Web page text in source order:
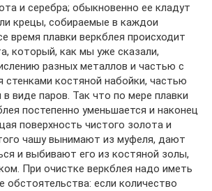
и серебра; обыкновенно ее кладут
крецы, собираемые в каждои
время плавки веркблея происходит
который, как мы уже сказали,
разных металлов и частью с
стенками костяной набойки, частью
в виде паров. Так что по мере плавки
постепенно уменьшается и наконец
поверхность чистого золота и
чашу вынимают из муфеля, дают
и выбивают его из костяной золы,
При очистке веркблея надо иметь
обстоятельства: если количество